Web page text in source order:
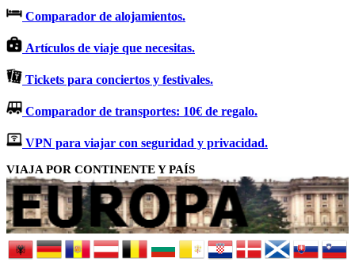
Comparador de alojamientos.
Artículos de viaje que necesitas.
Tickets para conciertos y festivales.
Comparador de transportes: 10€ de regalo.
VPN para viajar con seguridad y privacidad.
VIAJA POR CONTINENTE Y PAÍS